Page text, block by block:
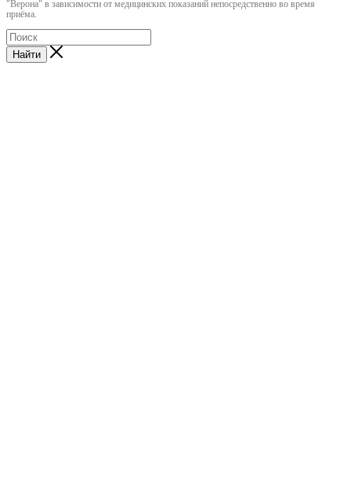
"Верона" в зависимости от медицинских показаний непосредственно во время
приёма.
Найти